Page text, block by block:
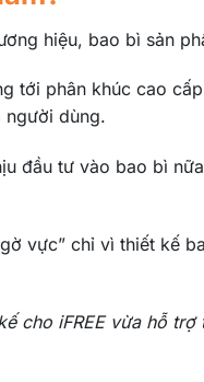
hiệu, bao bì sản
tới phân khúc cao
người dùng.
đầu tư vào bao bì
vực” chỉ vì thiết kế
cho iFREE vừa hỗ